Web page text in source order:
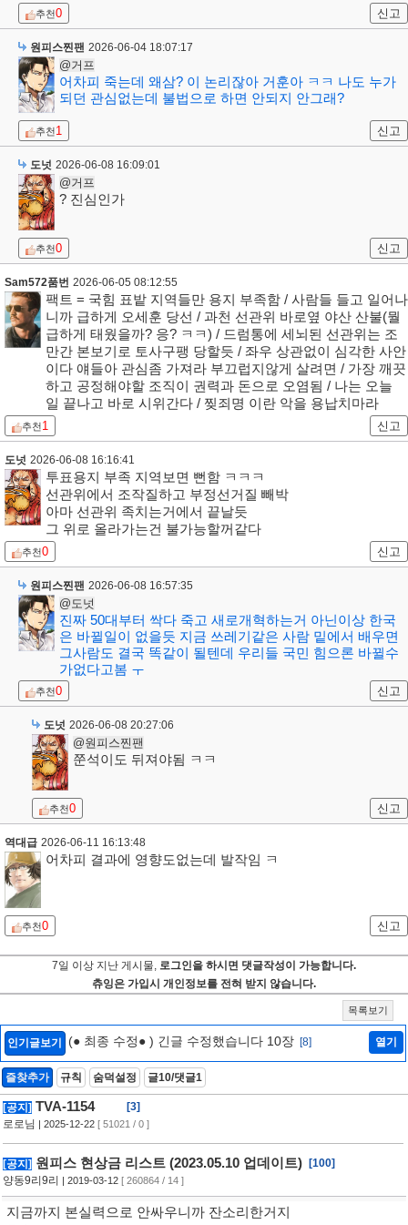
추천0 신고
원피스찐팬 2026-06-04 18:07:17
@거프
어차피 죽는데 왜삼? 이 논리잖아 거훈아 ㅋㅋ 나도 누가
되던 관심없는데 불법으로 하면 안되지 안그래?
추천1 신고
도넛 2026-06-08 16:09:01
@거프
? 진심인가
추천0 신고
Sam572품번 2026-06-05 08:12:55
팩트 = 국힘 표밭 지역들만 용지 부족함 / 사람들 들고 일어나
니까 급하게 오세훈 당선 / 과천 선관위 바로옆 야산 산불(뭘
급하게 태웠을까? 응? ㅋㅋ) / 드럼통에 세뇌된 선관위는 조
만간 본보기로 토사구팽 당할듯 / 좌우 상관없이 심각한 사안
이다 얘들아 관심좀 가져라 부끄럽지않게 살려면 / 가장 깨끗
하고 공정해야할 조직이 권력과 돈으로 오염됨 / 나는 오늘
일 끝나고 바로 시위간다 / 찢죄명 이란 악을 용납치마라
추천1 신고
도넛 2026-06-08 16:16:41
투표용지 부족 지역보면 뻔함 ㅋㅋㅋ
선관위에서 조작질하고 부정선거질 빼박
아마 선관위 족치는거에서 끝날듯
그 위로 올라가는건 불가능할꺼같다
추천0 신고
원피스찐팬 2026-06-08 16:57:35
@도넛
진짜 50대부터 싹다 죽고 새로개혁하는거 아닌이상 한국
은 바뀔일이 없을듯 지금 쓰레기같은 사람 밑에서 배우면
그사람도 결국 똑같이 될텐데 우리들 국민 힘으론 바뀔수
가없다고봄 ㅜ
추천0 신고
도넛 2026-06-08 20:27:06
@원피스찐팬
쭌석이도 뒤져야됨 ㅋㅋ
추천0 신고
역대급 2026-06-11 16:13:48
어차피 결과에 영향도없는데 발작임 ㅋ
추천0 신고
7일 이상 지난 게시물, 로그인을 하시면 댓글작성이 가능합니다.
츄잉은 가입시 개인정보를 전혀 받지 않습니다.
목록보기
인기글보기 (● 최종 수정● ) 긴글 수정했습니다 10장 [8] 열기
즐찾추가 규칙 숨덕설정 글10/댓글1
[공지] TVA-1154
[3]
로로님 | 2025-12-22 [ 51021 / 0 ]
[공지] 원피스 현상금 리스트 (2023.05.10 업데이트)
[100]
양동9리9리
| 2019-03-12 [ 260864 / 14 ]
지금까지 본실력으로 안싸우니까 잔소리한거지